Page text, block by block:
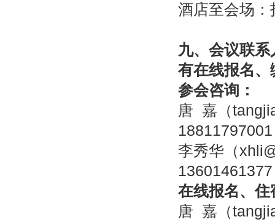
酒店至会场
九、会议联系
有在线报名
参会咨询：
唐 嘉（
18811797001
李秀华（
13601461377
在线报名、住
唐 嘉（